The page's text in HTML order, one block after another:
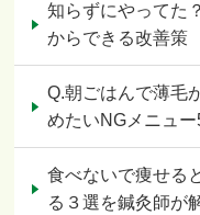
知らずにやってた
からできる改善策
Q.朝ごはんで薄毛
めたいNGメニュ
食べないで痩せる
る３選を鍼灸師が